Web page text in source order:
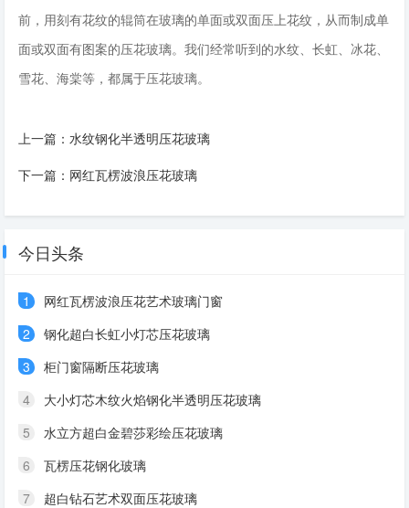
前，用刻有花纹的辊筒在玻璃的单面或双面压上花纹，从而制成单
面或双面有图案的压花玻璃。我们经常听到的水纹、长虹、冰花、
雪花、海棠等，都属于压花玻璃。
上一篇： 水纹钢化半透明压花玻璃
下一篇： 网红瓦楞波浪压花玻璃
今日头条
1
网红瓦楞波浪压花艺术玻璃门窗
2
钢化超白长虹小灯芯压花玻璃
3
柜门窗隔断压花玻璃
4
大小灯芯木纹火焰钢化半透明压花玻璃
5
水立方超白金碧莎彩绘压花玻璃
6
瓦楞压花钢化玻璃
7
超白钻石艺术双面压花玻璃